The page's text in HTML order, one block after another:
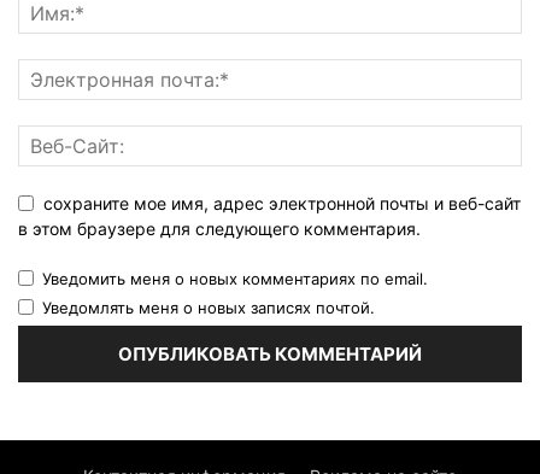
сохраните мое имя, адрес электронной почты и веб-сайт
в этом браузере для следующего комментария.
Уведомить меня о новых комментариях по email.
Уведомлять меня о новых записях почтой.